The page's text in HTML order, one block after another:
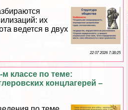
их
ведется в двух
22 07 2026 7:38:25
классе по теме:
концлагерей –